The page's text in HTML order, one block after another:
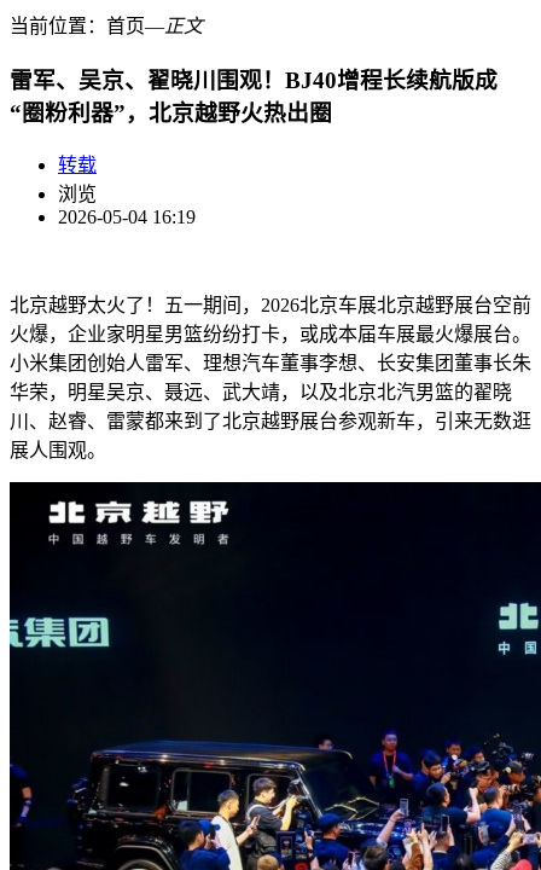
当前位置： 首页―正文
雷军、吴京、翟晓川围观！BJ40增程长续航版成
“圈粉利器”，北京越野火热出圈
转载
浏览
2026-05-04 16:19
北京越野太火了！五一期间，2026北京车展北京越野展台空前
火爆，企业家明星男篮纷纷打卡，或成本届车展最火爆展台。
小米集团创始人雷军、理想汽车董事李想、长安集团董事长朱
华荣，明星吴京、聂远、武大靖，以及北京北汽男篮的翟晓
川、赵睿、雷蒙都来到了北京越野展台参观新车，引来无数逛
展人围观。